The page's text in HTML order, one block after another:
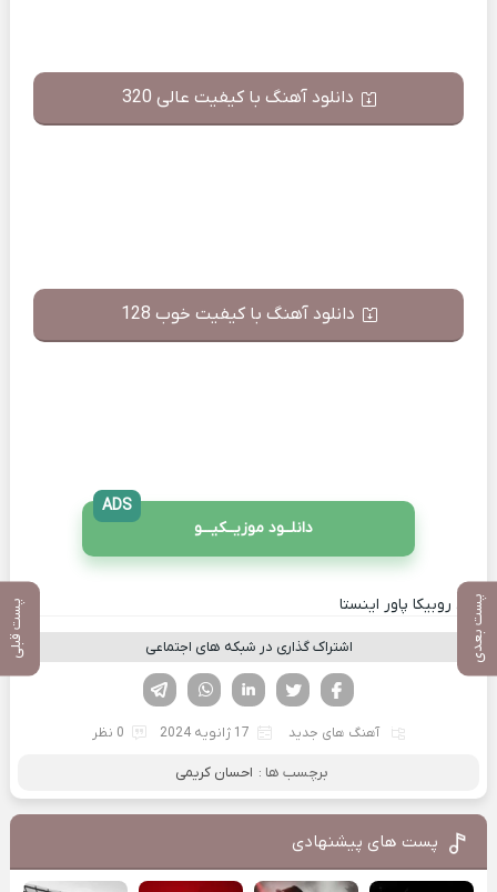
پست بعدی پست قبلی
دانلود آهنگ با کیفیت عالی 320
دانلود آهنگ با کیفیت خوب 128
دانلــود موزیــکیـــو
ADS
کانال روبیکا پاور اینستا
اشتراک گذاری در شبکه های اجتماعی
لینکدین تویتر
فیسوک
آهنگ های جدید 17 ژانویه 2024 0 نظر
برچسب ها : احسان کریمی
پست های پیشنهادی